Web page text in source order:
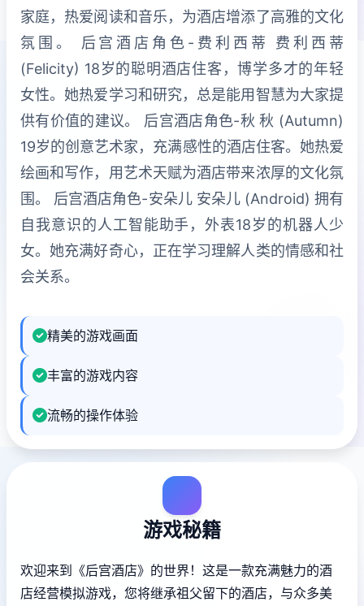
家庭，热爱阅读和音乐，为酒店增添了高雅的文化
氛围。 后宫酒店角色-费利西蒂 费利西蒂
(Felicity) 18岁的聪明酒店住客，博学多才的年轻
女性。她热爱学习和研究，总是能用智慧为大家提
供有价值的建议。 后宫酒店角色-秋 秋 (Autumn)
19岁的创意艺术家，充满感性的酒店住客。她热爱
绘画和写作，用艺术天赋为酒店带来浓厚的文化氛
围。 后宫酒店角色-安朵儿 安朵儿 (Android) 拥有
自我意识的人工智能助手，外表18岁的机器人少
女。她充满好奇心，正在学习理解人类的情感和社
会关系。
精美的游戏画面
丰富的游戏内容
流畅的操作体验
游戏秘籍
欢迎来到《后宫酒店》的世界！这是一款充满魅力的酒
店经营模拟游戏，您将继承祖父留下的酒店，与众多美